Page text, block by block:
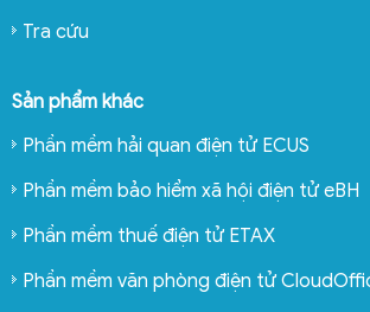
Tra cứu
Sản phẩm khác
Phần mềm hải quan điện tử ECUS
Phần mềm bảo hiểm xã hội điện tử eBH
Phần mềm thuế điện tử ETAX
Phần mềm văn phòng điện tử